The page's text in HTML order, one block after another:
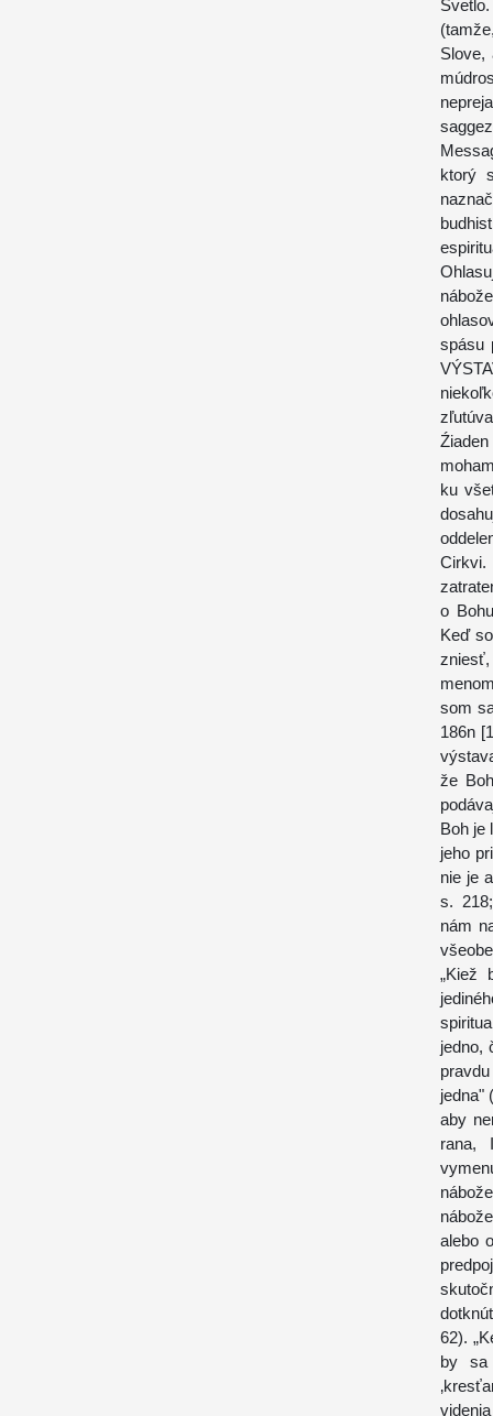
Slove,
ktorý
spásu
ku
o
Keď
zniesť,
som
186n
že
Boh je
jeho
nie je
s.
nám
„Kiež
jedno,
jedna"
aby
rana,
alebo
62).
by sa